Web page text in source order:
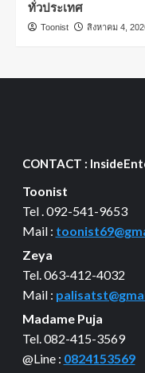
ทั่วประเทศ
Toonist สิงหาคม 4,
CONTACT :
Toonist
Tel . 092-541-9653
Mail :
Zeya
Tel. 063-412-4032
Mail :
Madame Puja
Tel. 082-415-3569
@Line : 0824153569